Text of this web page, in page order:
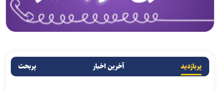
پربازدید آخرین اخبار پربحث